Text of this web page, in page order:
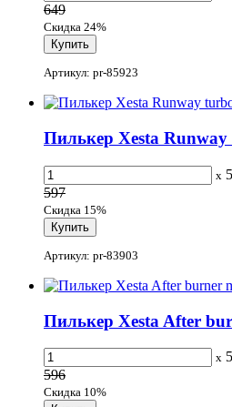
649
Скидка 24%
Артикул: pr-85923
Пилькер Xesta
x
597
Скидка 15%
Артикул: pr-83903
Пилькер Xesta After
x
596
Скидка 10%